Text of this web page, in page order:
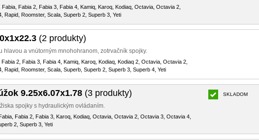
Fabia, Fabia 2, Fabia 3, Fabia 4, Kamiq, Karoq, Kodiaq, Octavia, Octavia 2,
Rapid, Roomster, Scala, Superb 2, Superb 3, Yeti
(2 produkty)
hlavou a vnútorným mnohohranom, zotrvačník spojky.
Fabia 2, Fabia 3, Fabia 4, Kamiq, Karoq, Kodiaq, Kodiaq 2, Octavia, Octavia 2,
Rapid, Roomster, Scala, Superb, Superb 2, Superb 3, Superb 4, Yeti
9.25x6.07x1.78 (3 produkty)
spojky s hydraulickým ovládaním.
Fabia 2, Fabia 3, Karoq, Kodiaq, Octavia, Octavia 2, Octavia 3, Octavia 4,
2, Superb 3, Yeti
SKLADOM